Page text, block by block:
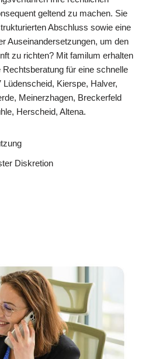
geltend zu machen. Sie
Abschluss sowie eine
Auseinandersetzungen, um den
zu richten? Mit familum erhalten
für eine schnelle
Kierspe, Halver,
Meinerzhagen, Breckerfeld
Herscheid, Altena.
Diskretion